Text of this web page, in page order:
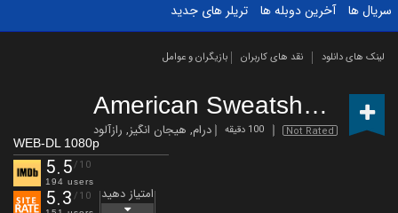
سریال ها
آخرین دوبله ها تریلر های جدید
لینک های دانلود نقد های کاربران بازیگران و عوامل
American Sweatshop (2025)
Not Rated 100 دقیقه درام, هیجان انگیز, رازآلود
WEB-DL 1080p
5.5/10
194 users
5.3 /10 امتیاز دهید